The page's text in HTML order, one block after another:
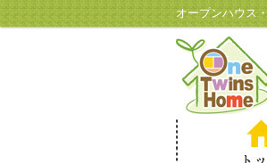
オープンハウス